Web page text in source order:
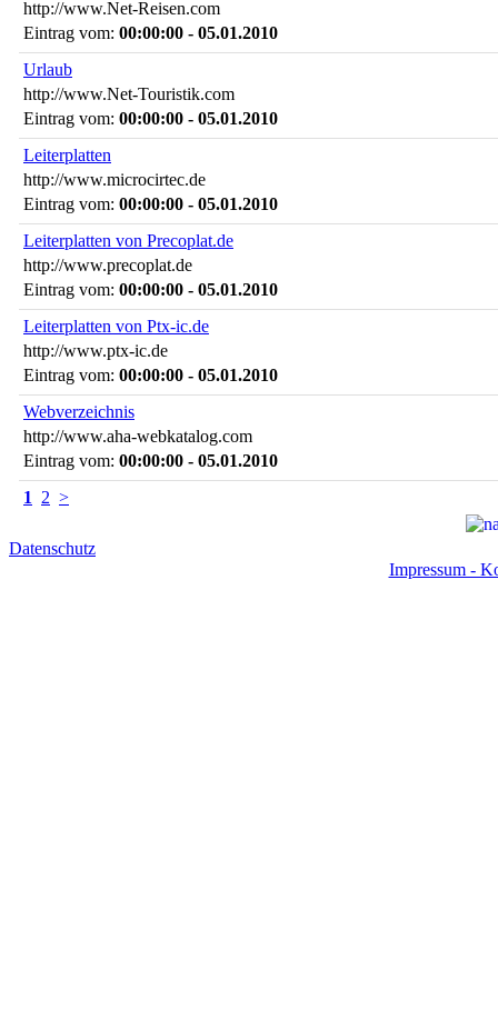
http://www.Net-Reisen.com
Eintrag vom: 00:00:00 - 05.01.2010
Urlaub
http://www.Net-Touristik.com
Eintrag vom: 00:00:00 - 05.01.2010
Leiterplatten
http://www.microcirtec.de
Eintrag vom: 00:00:00 - 05.01.2010
Leiterplatten von Precoplat.de
http://www.precoplat.de
Eintrag vom: 00:00:00 - 05.01.2010
Leiterplatten von Ptx-ic.de
http://www.ptx-ic.de
Eintrag vom: 00:00:00 - 05.01.2010
Webverzeichnis
http://www.aha-webkatalog.com
Eintrag vom: 00:00:00 - 05.01.2010
1
2 >
Datenschutz
Impressum -